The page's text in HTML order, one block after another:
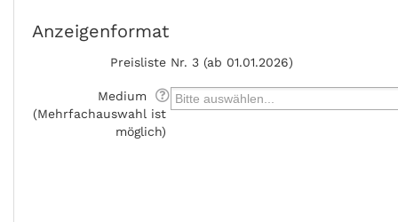
Anzeigenformat
Preisliste Nr. 3 (ab 01.01.2026)
Medium
(Mehrfachauswahl ist
möglich)